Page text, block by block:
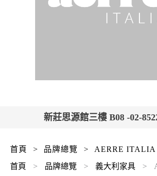
新莊思源館三樓 B08 -02-
首頁 > 品牌總覽 >
AERRE ITALIA
首頁
> 品牌總覽 > 義大利家具 >